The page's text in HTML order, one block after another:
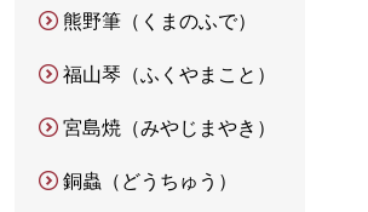
熊野筆（くまのふで）
福山琴（ふくやまこと）
宮島焼（みやじまやき）
銅蟲（どうちゅう）